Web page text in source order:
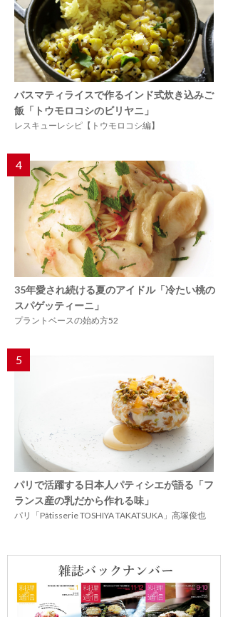
バスマティライスで作るインド式炊き込みご
飯「トウモロコシのビリヤニ」
レスキューレシピ【トウモロコシ編】
4
35年愛され続ける夏のアイドル「冷たい桃の
スパゲッティーニ」
プラントベースの始め方52
5
パリで活躍する日本人パティシエが語る「フ
ランス産の乳だから作れる味」
パリ「Pâtisserie TOSHIYA TAKATSUKA」高塚俊也